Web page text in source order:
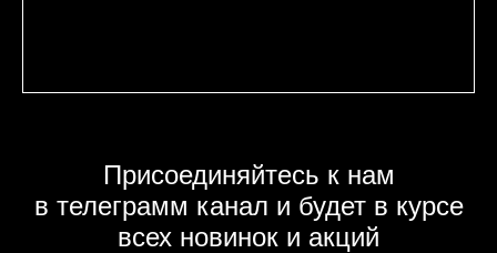
Присоединяйтесь к нам
в телеграмм канал и будет в курсе
всех новинок и акций